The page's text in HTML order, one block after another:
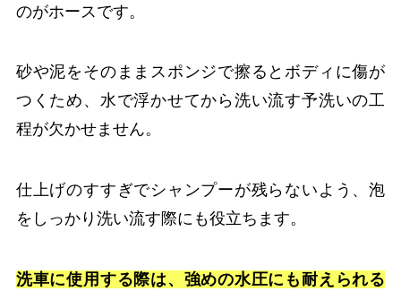
のがホースです。
砂や泥をそのままスポンジで擦るとボディに傷が
つくため、水で浮かせてから洗い流す予洗いの工
程が欠かせません。
仕上げのすすぎでシャンプーが残らないよう、泡
をしっかり洗い流す際にも役立ちます。
洗車に使用する際は、強めの水圧にも耐えられる